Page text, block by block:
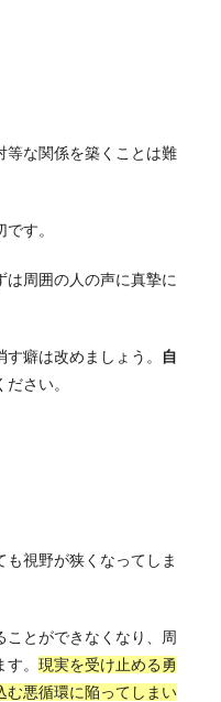
等な関係を築くことは難
す。
は周囲の人の声に真摯に
癖は改めましょう。
自
さい。
視野が狭くなってしま
とができなくなり、周
。 現実を受け止める勇
む悪循環に陥ってしまい